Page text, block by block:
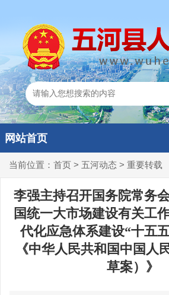
网站首页
当前位置： 首页 > 五河动态 > 重要转载
李强主持召开国务院常务
国统一大市场建设有关工
代化应急体系建设“十五
《中华人民共和国中国人
草案）》